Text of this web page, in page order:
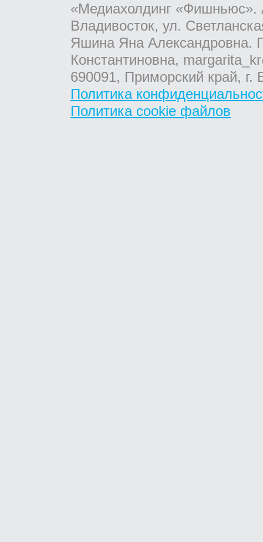
«Медиахолдинг «Фишньюс».
Владивосток, ул.
Яшина Яна Александровна.
Константиновна,
690091, Приморский край,
Политика
Политика cookie файлов